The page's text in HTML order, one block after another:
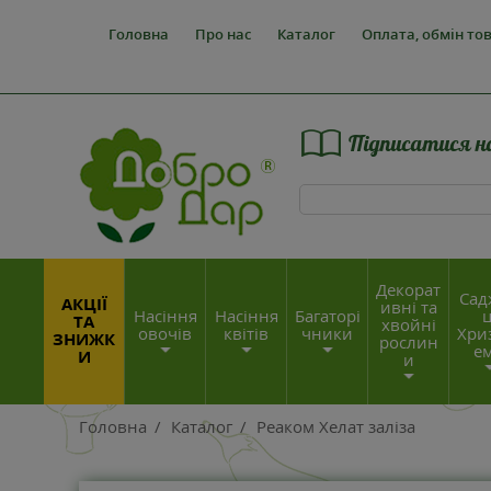
Головна Про нас Каталог Оплата, обмін
Підписатися
АКЦІЇ
ТА
ЗНИЖК
И
Насіння
овочів
Насіння
квітів
Багаторі
чники
Декорат
ивні та
хвойні
рослин
и
Головна / Каталог / Реаком Хелат заліза